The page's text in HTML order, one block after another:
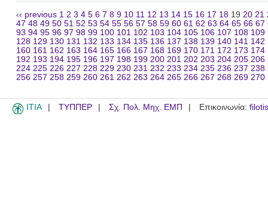
‹‹ previous 1 2 3 4 5 6 7 8 9 10 11 12 13 14 15 16 17 18 19 20 21
47 48 49 50 51 52 53 54 55 56 57 58 59 60 61 62 63 64 65 66 67
93 94 95 96 97 98 99 100 101 102 103 104 105 106 107 108 109
128 129 130 131 132 133 134 135 136 137 138 139 140 141 142
160 161 162 163 164 165 166 167 168 169 170 171 172 173 174
192 193 194 195 196 197 198 199 200 201 202 203 204 205 206
224 225 226 227 228 229 230 231 232 233 234 235 236 237 238
256 257 258 259 260 261 262 263 264 265 266 267 268 269 270
ITIA ΤΥΠΠΕΡ Σχ. Πολ. Μηχ. ΕΜΠ Επικοινωνία: